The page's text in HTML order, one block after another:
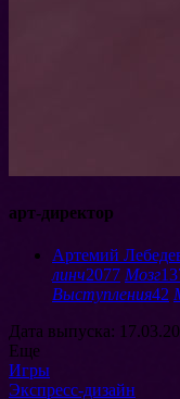
арт-директор
Артемий
линч2077 Мозг
Выступления42
Дата выпуска:
Еще
Игры
Экспресс-дизайн